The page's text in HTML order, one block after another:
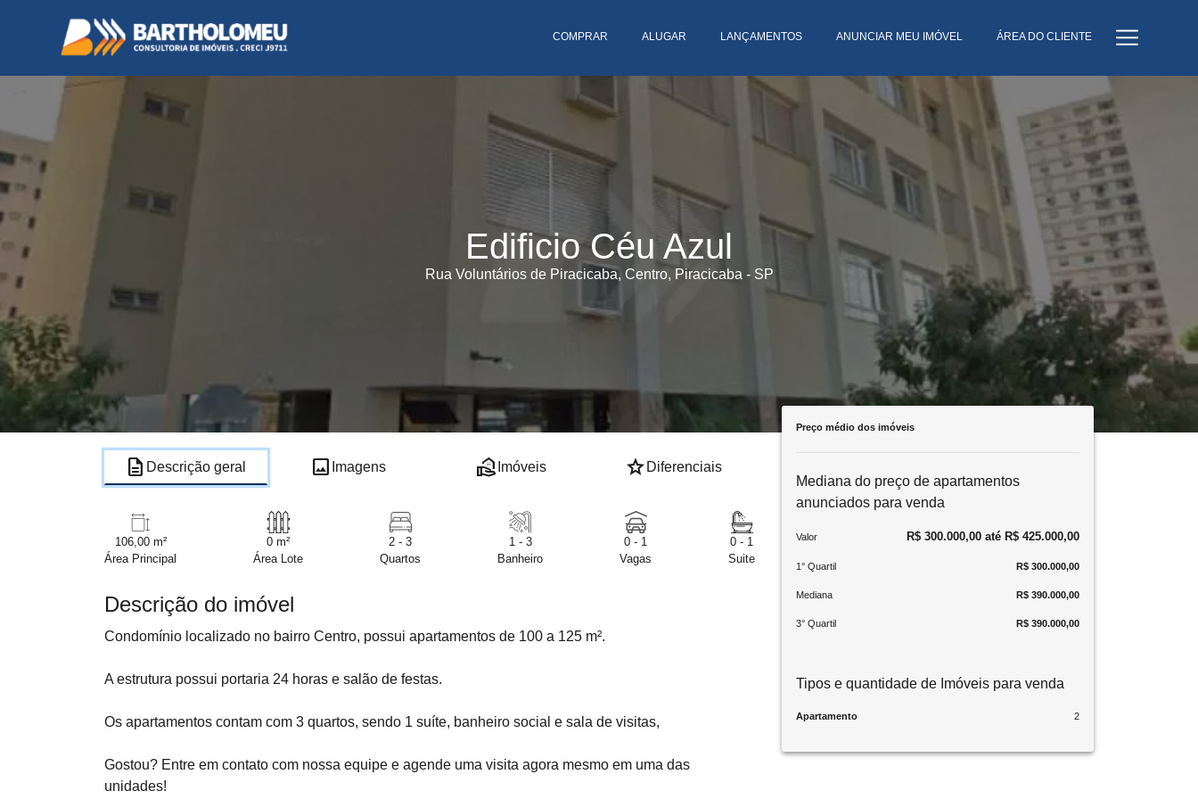
COMPRAR ALUGAR LANÇAMENTOS ANUNCIAR MEU IMÓVEL ÁREA DO CLIENTE
Edificio Céu Azul
Rua Voluntários de Piracicaba, Centro, Piracicaba - SP
description Descrição geral image Imagens real_estate_agent Imóveis star Diferenciais
106,00 m²
Área Principal
0 m²
Área Lote
2 - 3
Quartos
1 - 3
Banheiro
0 - 1
Vagas
0 - 1
Suite
Descrição do imóvel
Condomínio localizado no bairro Centro, possui apartamentos de 100 a 125 m².
A estrutura possui portaria 24 horas e salão de festas.
Os apartamentos contam com 3 quartos, sendo 1 suíte, banheiro social e sala de visitas,
Gostou? Entre em contato com nossa equipe e agende uma visita agora mesmo em uma das
unidades!
Preço médio dos imóveis
Mediana do preço de apartamentos
anunciados para venda
Valor R$ 300.000,00 até R$ 425.000,00
1° Quartil R$ 300.000,00
Mediana R$ 390.000,00
3° Quartil R$ 390.000,00
Tipos e quantidade de Imóveis para venda
Apartamento 2